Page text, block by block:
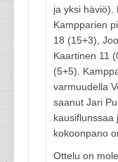
ja yksi häviö).
Kampparien
18 (15+3),
Kaartinen 11
(5+5).
varmuudella
saanut Jari
kausiflunssaa
kokoonpano
Ottelu on